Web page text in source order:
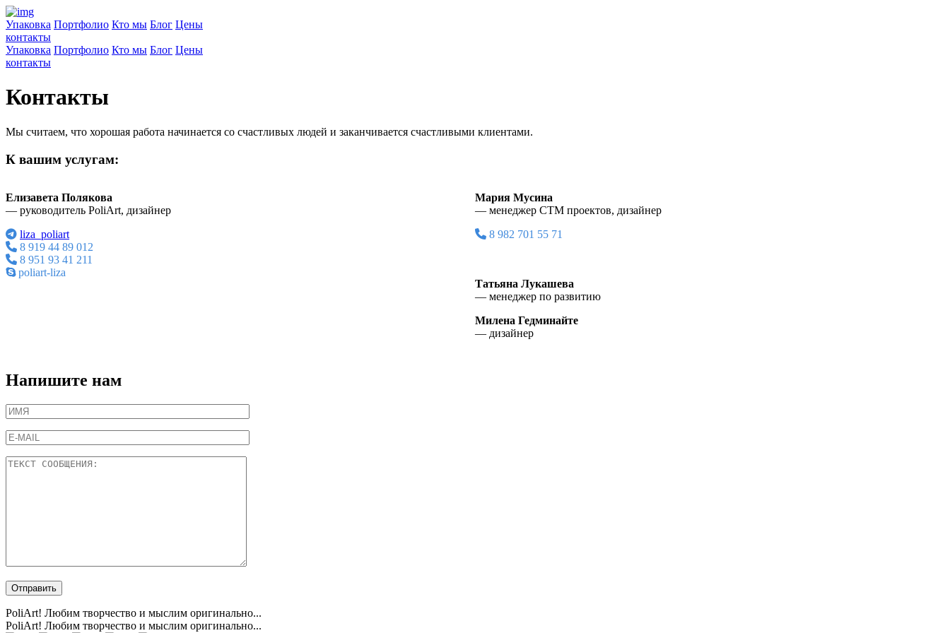
Упаковка Портфолио Кто мы Блог Цены
контакты
Упаковка Портфолио Кто мы Блог Цены
контакты
Контакты
Мы считаем, что хорошая работа начинается со счастливых людей и заканчивается счастливыми клиентами.
К вашим услугам:
Елизавета Полякова
— руководитель PoliArt, дизайнер
liza_poliart
8 919 44 89 012
8 951 93 41 211
poliart-liza
Мария Мусина
— менеджер СТМ проектов, дизайнер
8 982 701 55 71
Татьяна Лукашева
— менеджер по развитию
Милена Гедминайте
— дизайнер
Напишите нам
PoliArt! Любим творчество и мыслим оригинально...
PoliArt! Любим творчество и мыслим оригинально...